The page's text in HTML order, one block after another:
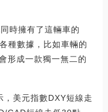
時擁有了這輛車的
種數據，比如車輛的
形成一款獨一無二的
美元指數DXY短線走